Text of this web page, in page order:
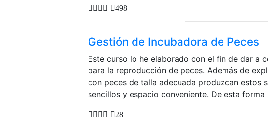
498
Gestión de Incubadora de Peces
Este curso lo he elaborado con el fin de dar a
para la reproducción de peces. Además de
con peces de talla adecuada produzcan estos
sencillos y espacio conveniente. De esta forma
28